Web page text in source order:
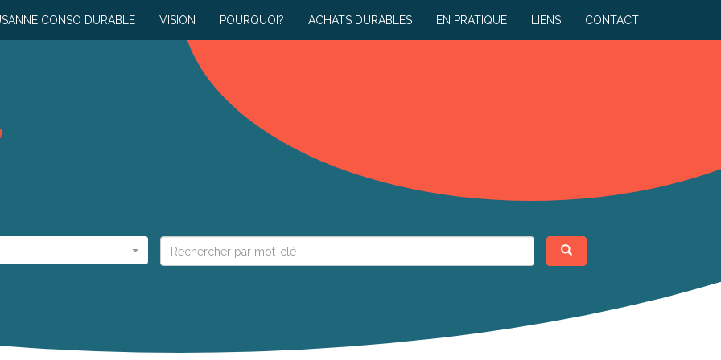
CONSO DURABLE VISION POURQUOI? ACHATS DURABLES EN PRATIQUE LIENS CONTACT
Rechercher